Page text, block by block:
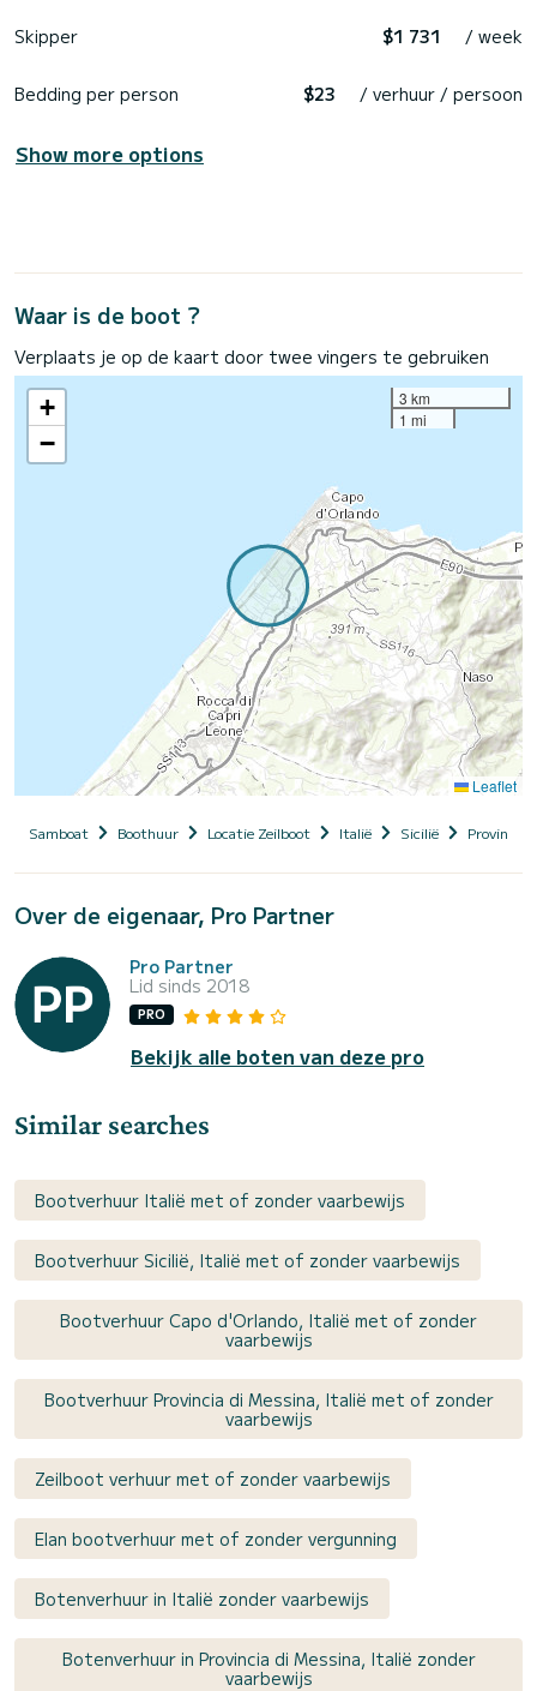
Skipper $1 731 / week
Bedding per person $23 / verhuur / persoon
Show more options
Waar is de boot ?
Verplaats je op de kaart door twee vingers te gebruiken
+
−
3 km
1 mi
Leaflet
Samboat Boothuur Locatie Zeilboot Italië Sicilië Provincia
Over de eigenaar, Pro Partner
Pro Partner
Lid sinds 2018
PRO
Bekijk alle boten van deze pro
Similar searches
Bootverhuur Italië met of zonder vaarbewijs
Bootverhuur Sicilië, Italië met of zonder vaarbewijs
Bootverhuur Capo d'Orlando, Italië met of zonder
vaarbewijs
Bootverhuur Provincia di Messina, Italië met of zonder
vaarbewijs
Zeilboot verhuur met of zonder vaarbewijs
Elan bootverhuur met of zonder vergunning
Botenverhuur in Italië zonder vaarbewijs
Botenverhuur in Provincia di Messina, Italië zonder
vaarbewijs